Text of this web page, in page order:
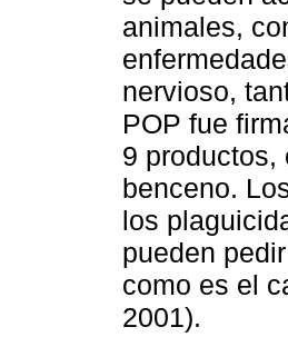
animales,
nervioso,
POP fue
9 productos,
benceno.
los
pueden
como es el
2001).